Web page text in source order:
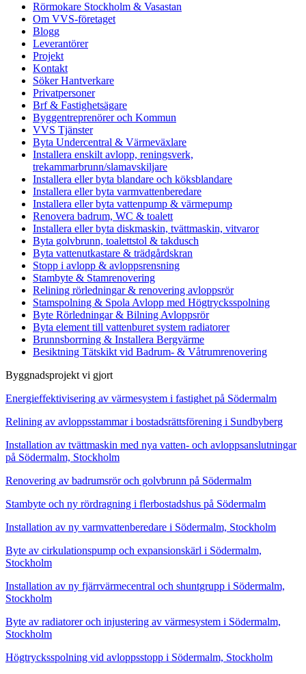
Rörmokare Stockholm & Vasastan
Om VVS-företaget
Blogg
Leverantörer
Projekt
Kontakt
Söker Hantverkare
Privatpersoner
Brf & Fastighetsägare
Byggentreprenörer och Kommun
VVS Tjänster
Byta Undercentral & Värmeväxlare
Installera enskilt avlopp, reningsverk,
trekammarbrunn/slamavskiljare
Installera eller byta blandare och köksblandare
Installera eller byta varmvattenberedare
Installera eller byta vattenpump & värmepump
Renovera badrum, WC & toalett
Installera eller byta diskmaskin, tvättmaskin, vitvaror
Byta golvbrunn, toalettstol & takdusch
Byta vattenutkastare & trädgårdskran
Stopp i avlopp & avloppsrensning
Stambyte & Stamrenovering
Relining rörledningar & renovering avloppsrör
Stamspolning & Spola Avlopp med Högtrycksspolning
Byte Rörledningar & Bilning Avloppsrör
Byta element till vattenburet system radiatorer
Brunnsborrning & Installera Bergvärme
Besiktning Tätskikt vid Badrum- & Våtrumrenovering
Byggnadsprojekt vi gjort
Energieffektivisering av värmesystem i fastighet på Södermalm
Relining av avloppsstammar i bostadsrättsförening i Sundbyberg
Installation av tvättmaskin med nya vatten- och avloppsanslutningar
på Södermalm, Stockholm
Renovering av badrumsrör och golvbrunn på Södermalm
Stambyte och ny rördragning i flerbostadshus på Södermalm
Installation av ny varmvattenberedare i Södermalm, Stockholm
Byte av cirkulationspump och expansionskärl i Södermalm,
Stockholm
Installation av ny fjärrvärmecentral och shuntgrupp i Södermalm,
Stockholm
Byte av radiatorer och injustering av värmesystem i Södermalm,
Stockholm
Högtrycksspolning vid avloppsstopp i Södermalm, Stockholm